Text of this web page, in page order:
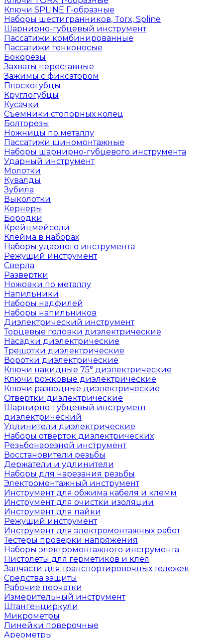
Ключи SPLINE Г-образные
Наборы шестигранников, Torx, Spline
Шарнирно-губцевый инструмент
Пассатижи комбинированные
Пассатижи тонконосые
Бокорезы
Захваты переставные
Зажимы с фиксатором
Плоскогубцы
Круглогубцы
Кусачки
Съемники стопорных колец
Болторезы
Ножницы по металлу
Пассатижи шиномонтажные
Наборы шарнирно-губцевого инструмента
Ударный инструмент
Молотки
Кувалды
Зубила
Выколотки
Кернеры
Бородки
Крейцмейсели
Клейма в наборах
Наборы ударного инструмента
Режущий инструмент
Сверла
Развертки
Ножовки по металлу
Напильники
Наборы надфилей
Наборы напильников
Диэлектрический инструмент
Торцевые головки диэлектрические
Насадки диэлектрические
Трещотки диэлектрические
Воротки диэлектрические
Ключи накидные 75° диэлектрические
Ключи рожковые диэлектрические
Ключи разводные диэлектрические
Отвертки диэлектрические
Шарнирно-губцевый инструмент
диэлектрический
Удлинители диэлектрические
Наборы отверток диэлектрических
Резьбонарезной инструмент
Восстановители резьбы
Держатели и удлинители
Наборы для нарезания резьбы
Электромонтажный инструмент
Инструмент для обжима кабеля и клемм
Инструмент для очистки изоляции
Инструмент для пайки
Режущий инструмент
Инструмент для электромонтажных работ
Тестеры проверки напряжения
Наборы электромонтажного инструмента
Пистолеты для герметиков и клея
Запчасти для транспортировочных тележек
Средства защиты
Рабочие перчатки
Измерительный инструмент
Штангенциркули
Микрометры
Линейки поверочные
Ареометры